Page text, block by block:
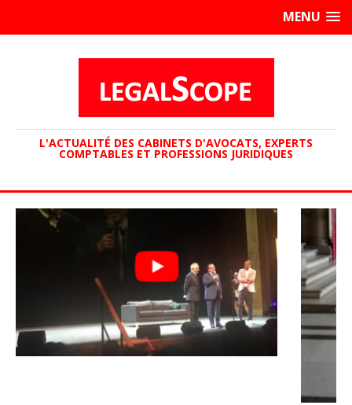
MENU
L'ACTUALITÉ DES CABINETS D'AVOCATS, EXPERTS
COMPTABLES ET PROFESSIONS JURIDIQUES